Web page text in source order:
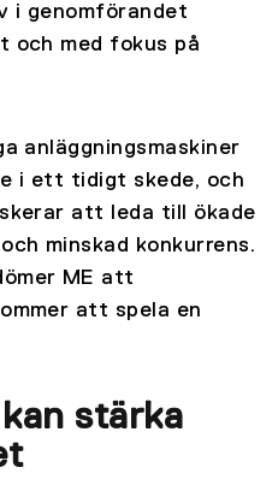
i genomförandet
och med fokus på
anläggningsmaskiner
i ett tidigt skede, och
att leda till ökade
minskad konkurrens.
ME att
att spela en
stärka